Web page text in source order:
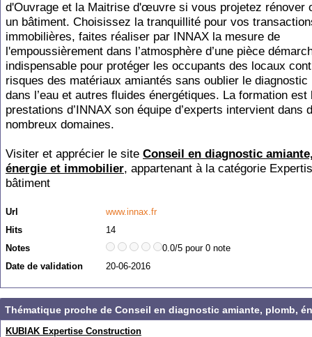
d'Ouvrage et la Maitrise d'œuvre si vous projetez rénover
un bâtiment. Choisissez la tranquillité pour vos
immobilières, faites réaliser par INNAX la mesure de
l'empoussièrement dans l’atmosphère d’une pièce
indispensable pour protéger les occupants des locaux
risques des matériaux amiantés sans oublier le diagnostic
dans l’eau et autres fluides énergétiques. La formation est
prestations d’INNAX son équipe d’experts intervient dans
nombreux domaines.
Visiter et apprécier le site Conseil en diagnostic
énergie et immobilier, appartenant à la catégorie
bâtiment
Url
www.innax.fr
Hits
14
Notes
0.0/5 pour 0 note
Date de validation
20-06-2016
Thématique proche de Conseil en diagnostic amiante, plomb,
KUBIAK Expertise Construction